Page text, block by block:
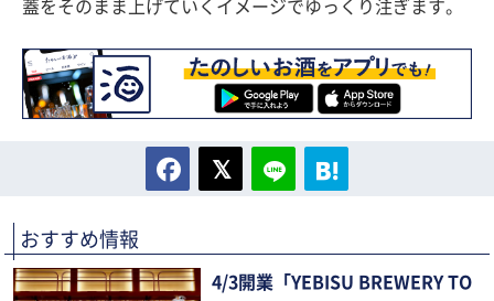
蓋をそのまま上げていくイメージでゆっくり注ぎます。
おすすめ情報
4/3開業「YEBISU BREWERY TO